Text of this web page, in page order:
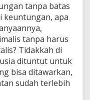
tanpa batas
keuntungan, apa
tanpa harus
Tidakkah di
dituntut untuk
bisa ditawarkan,
sudah terlebih